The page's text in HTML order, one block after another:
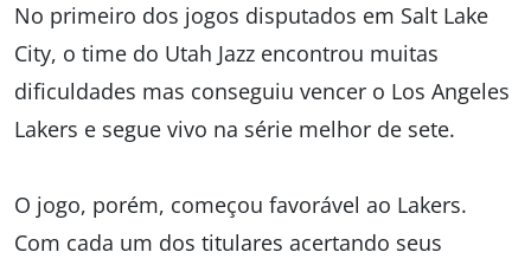
No primeiro dos jogos disputados em Salt Lake
City, o time do Utah Jazz encontrou muitas
dificuldades mas conseguiu vencer o Los Angeles
Lakers e segue vivo na série melhor de sete.
O jogo, porém, começou favorável ao Lakers.
Com cada um dos titulares acertando seus